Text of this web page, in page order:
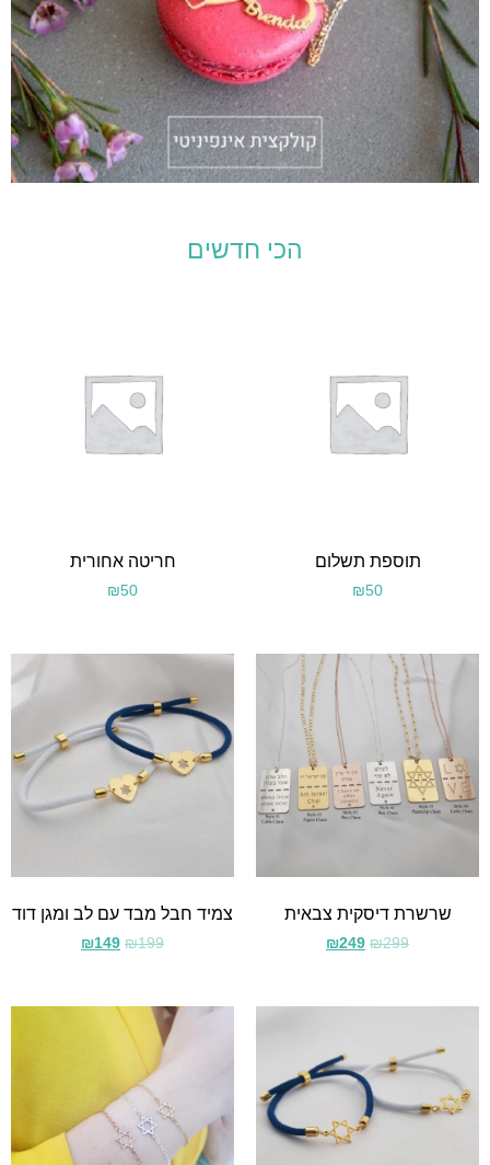
הכי חדשים
תוספת תשלום
₪50
חריטה אחורית
₪50
שרשרת דיסקית צבאית
₪299
₪249
צמיד חבל מבד עם לב ומגן דוד
₪199
₪149